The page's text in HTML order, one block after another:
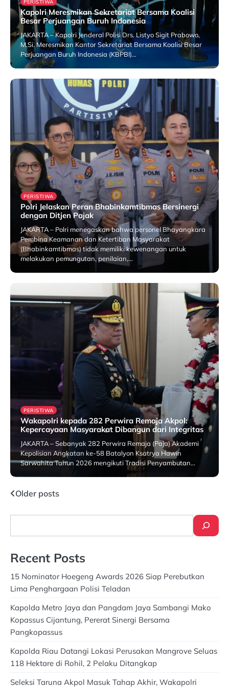
PERISTIWA
Kapolri Meresmikan Sekretariat Bersama Koalisi
Besar Perjuangan Buruh Indonesia
JAKARTA – Kapolri Jenderal Polisi Drs. Listyo Sigit Prabowo,
M.Si. Meresmikan Kantor Sekretariat Bersama Koalisi Besar
Perjuangan Buruh Indonesia (KBPBI)…
25 July 2026
PERISTIWA
Polri Jelaskan Peran Bhabinkamtibmas Bersinergi
dengan Ditjen Pajak
JAKARTA – Polri menegaskan bahwa personel Bhayangkara
Pembina Keamanan dan Ketertiban Masyarakat
(Bhabinkamtibmas) tidak memiliki kewenangan untuk
melakukan pemungutan, penilaian,…
25 July 2026
PERISTIWA
Wakapolri kepada 282 Perwira Remaja Akpol:
Kepercayaan Masyarakat Dibangun dari Integritas
JAKARTA – Sebanyak 282 Perwira Remaja (Paja) Akademi
Kepolisian Angkatan ke-58 Batalyon Ksatrya Hawin
Sarwahita Tahun 2026 mengikuti Tradisi Penyambutan…
23 July 2026
Posts
navigation
Older posts
Recent Posts
15 Nominator Hoegeng Awards 2026 Siap Perebutkan
Lima Penghargaan Polisi Teladan
Kapolda Metro Jaya dan Pangdam Jaya Sambangi Mako
Kopassus Cijantung, Pererat Sinergi Bersama
Pangkopassus
Kapolda Riau Datangi Lokasi Perusakan Mangrove Seluas
118 Hektare di Rohil, 2 Pelaku Ditangkap
Seleksi Taruna Akpol Masuk Tahap Akhir, Wakapolri